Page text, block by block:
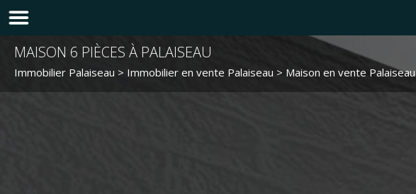
MAISON 6 PIÈCES À PALAISEAU
Immobilier Palaiseau > Immobilier en vente Palaiseau > Maison en vente Palaiseau